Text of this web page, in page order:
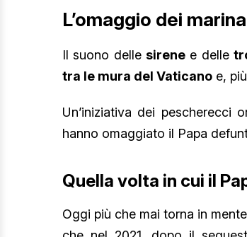
L’omaggio dei
Il suono delle sirenee delle
tra le mura del Vaticano e,
Un’iniziativa dei pescherecci
hanno omaggiato il Papa
Quella volta in cui il
Oggi più che mai torna in